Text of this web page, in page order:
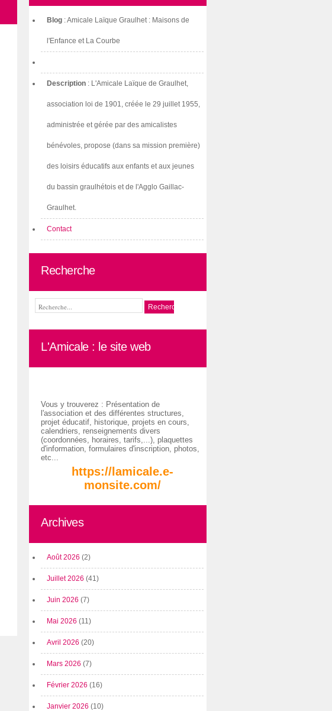
Blog : Amicale Laïque Graulhet : Maisons de
l'Enfance et La Courbe
Description : L'Amicale Laïque de Graulhet,
association loi de 1901, créée le 29 juillet 1955,
administrée et gérée par des amicalistes
bénévoles, propose (dans sa mission première)
des loisirs éducatifs aux enfants et aux jeunes
du bassin graulhétois et de l'Agglo Gaillac-
Graulhet.
Contact
Recherche
L'Amicale : le site web
Vous y trouverez : Présentation de
l'association et des différentes structures,
projet éducatif, historique, projets en cours,
calendriers, renseignements divers
(coordonnées, horaires, tarifs,...), plaquettes
d'information, formulaires d'inscription, photos,
etc...
https://lamicale.e-
monsite.com/
Archives
Août 2026 (2)
Juillet 2026 (41)
Juin 2026 (7)
Mai 2026 (11)
Avril 2026 (20)
Mars 2026 (7)
Février 2026 (16)
Janvier 2026 (10)